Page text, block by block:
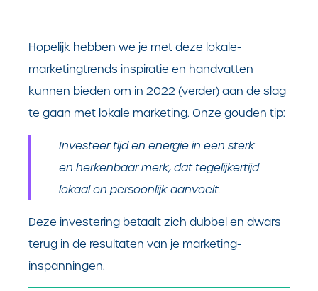
Hopelijk hebben we je met deze lokale-
marketingtrends inspiratie en handvatten
kunnen bieden om in 2022 (verder) aan de slag
te gaan met lokale marketing. Onze gouden tip:
Investeer tijd en energie in een sterk
en herkenbaar merk, dat tegelijkertijd
lokaal en persoonlijk aanvoelt.
Deze investering betaalt zich dubbel en dwars
terug in de resultaten van je marketing-
inspanningen.